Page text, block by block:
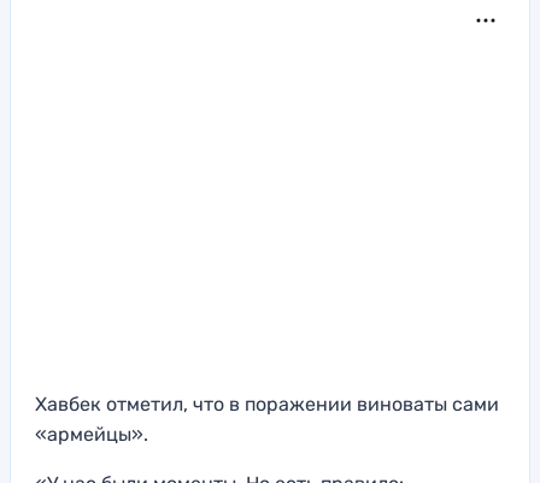
Хавбек отметил, что в поражении виноваты сами
«армейцы».